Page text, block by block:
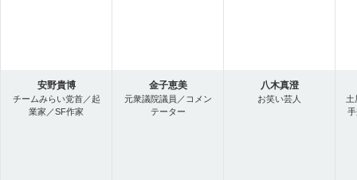
安野貴博
チームみらい党首／起
業家／SF作家
金子恵美
元衆議院議員／コメン
テーター
八木真澄
お笑い芸人
土